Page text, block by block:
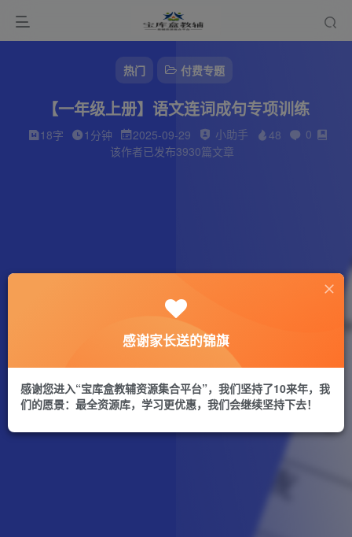
热门 付费专题
【一年级上册】语文连词成句专项训练
18字 1分钟 2025-09-29 小助手 48
0
该作者已发布3930篇文章
感谢家长送的锦旗
感谢您进入“宝库盒教辅资源集合平台”，我们坚持了10来年，我
们的愿景：最全资源库，学习更优惠，我们会继续坚持下去！